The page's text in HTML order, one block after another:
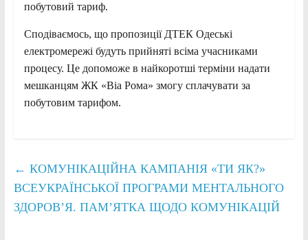
побутовий тариф.
Сподіваємось, що пропозиції ДТЕК Одеські
електромережі будуть прийняті всіма учасниками
процесу. Це допоможе в найкоротші терміни надати
мешканцям ЖК «Віа Рома» змогу сплачувати за
побутовим тарифом.
← КОМУНІКАЦІЙНА КАМПАНІЯ «ТИ ЯК?»
ВСЕУКРАЇНСЬКОЇ ПРОГРАМИ МЕНТАЛЬНОГО
ЗДОРОВ’Я. ПАМ’ЯТКА ЩОДО КОМУНІКАЦІЙ